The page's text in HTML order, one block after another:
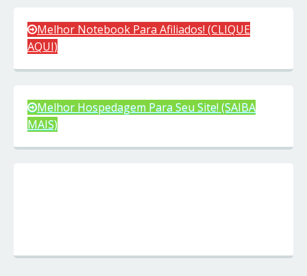
Melhor Notebook Para Afiliados! (CLIQUE
AQUI)
Melhor Hospedagem Para Seu Site! (SAIBA
MAIS)